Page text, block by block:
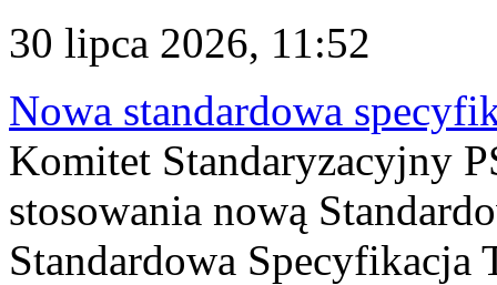
30 lipca 2026, 11:52
Nowa standardowa
Komitet Standaryzacyjny
stosowania nową
Standardowa